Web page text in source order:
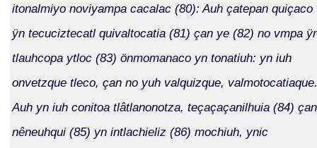
itonalmiyo noviyampa cacalac (80): Auh çatepan quiçaco
ÿn tecuciztecatl quivaltocatia (81) çan ye (82) no vmpa
tlauhcopa ytloc (83) önmomanaco yn tonatiuh: yn iuh
onvetzque tleco, çan no yuh valquizque, valmotocatiaque.
Auh yn iuh conitoa tlâtlanonotza, teçaçaçanilhuia (84) çan
nêneuhqui (85) yn intlachieliz (86) mochiuh, ynic